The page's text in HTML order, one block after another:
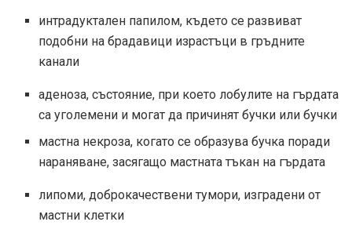
интрадуктален папилом, където се развиват
подобни на брадавици израстъци в гръдните
канали
аденоза, състояние, при което лобулите на гърдата
са уголемени и могат да причинят бучки или бучки
мастна некроза, когато се образува бучка поради
нараняване, засягащо мастната тъкан на гърдата
липоми, доброкачествени тумори, изградени от
мастни клетки